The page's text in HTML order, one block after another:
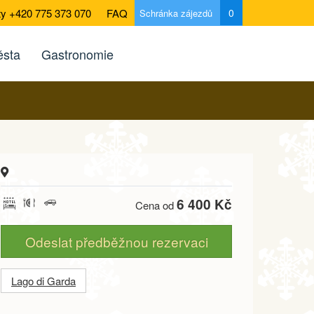
+420 775 373 070 FAQ Schránka zájezdů 0
Gastronomie
Cena od6 400 Kč
Odeslat předběžnou rezervaci
Lago di Garda